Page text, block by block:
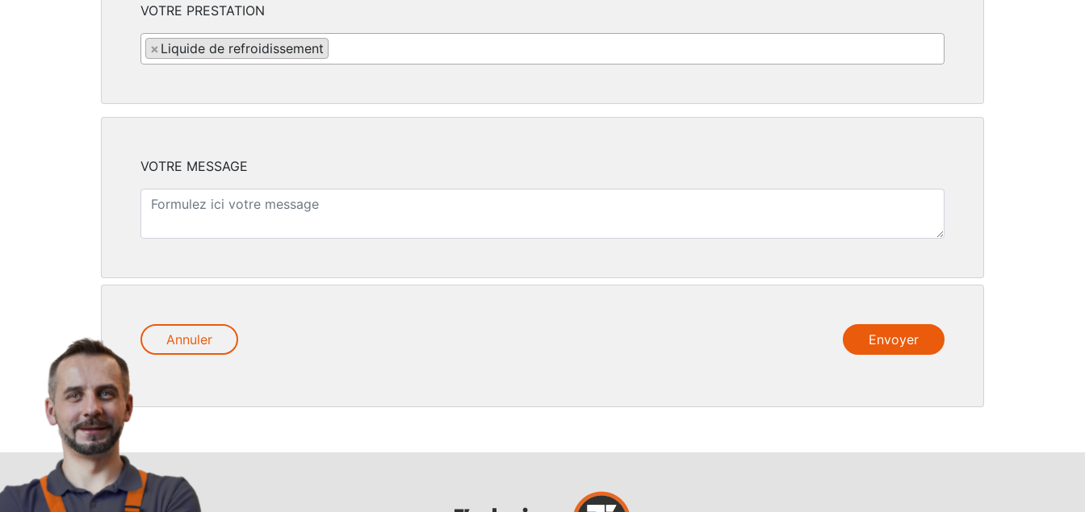
VOTRE PRESTATION
× Liquide de refroidissement
VOTRE MESSAGE
Annuler